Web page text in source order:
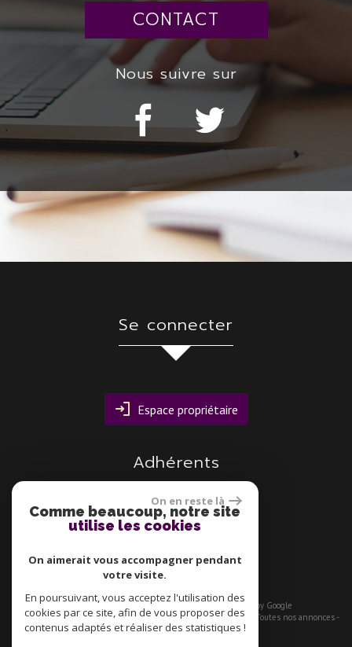
CONTACT
Nous suivre sur
Se connecter
Espace propriétaire
Adhérents
© 2026 | Tous droits réservés | Traduction powered by Google
Plan du site- Mentions légales- Nos honoraires -Liens- Admin Toutes nos annonces-
Politique RGPD
On en reste là
Comme beaucoup, notre site
utilise les cookies
On aimerait vous accompagner pendant
votre visite.
En poursuivant, vous acceptez l'utilisation des
cookies par ce site, afin de vous proposer des
contenus adaptés et réaliser des statistiques !